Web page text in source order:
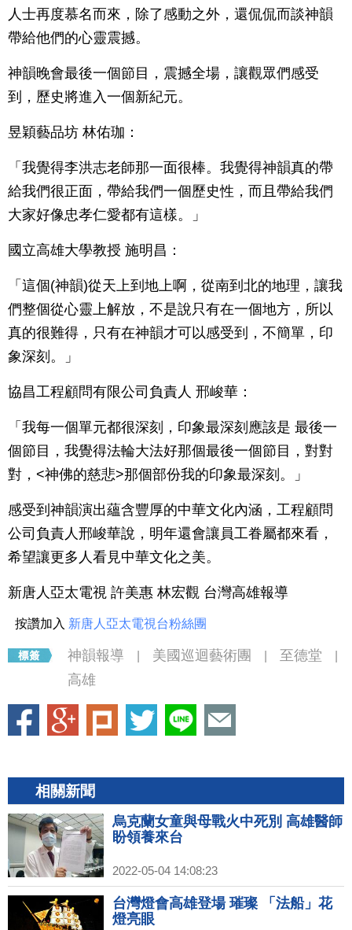
人士再度慕名而來，除了感動之外，還侃侃而談神韻
帶給他們的心靈震撼。
神韻晚會最後一個節目，震撼全場，讓觀眾們感受
到，歷史將進入一個新紀元。
昱穎藝品坊 林佑珈：
「我覺得李洪志老師那一面很棒。我覺得神韻真的帶
給我們很正面，帶給我們一個歷史性，而且帶給我們
大家好像忠孝仁愛都有這樣。」
國立高雄大學教授 施明昌：
「這個(神韻)從天上到地上啊，從南到北的地理，讓我
們整個從心靈上解放，不是說只有在一個地方，所以
真的很難得，只有在神韻才可以感受到，不簡單，印
象深刻。」
協昌工程顧問有限公司負責人 邢峻華：
「我每一個單元都很深刻，印象最深刻應該是 最後一
個節目，我覺得法輪大法好那個最後一個節目，對對
對，<神佛的慈悲>那個部份我的印象最深刻。」
感受到神韻演出蘊含豐厚的中華文化內涵，工程顧問
公司負責人邢峻華說，明年還會讓員工眷屬都來看，
希望讓更多人看見中華文化之美。
新唐人亞太電視 許美惠 林宏觀 台灣高雄報導
按讚加入 新唐人亞太電視台粉絲團
神韻報導 美國巡迴藝術團 至德堂
高雄
相關新聞
烏克蘭女童與母戰火中死別 高雄醫師
盼領養來台
2022-05-04 14:08:23
台灣燈會高雄登場 璀璨 「法船」花
燈亮眼